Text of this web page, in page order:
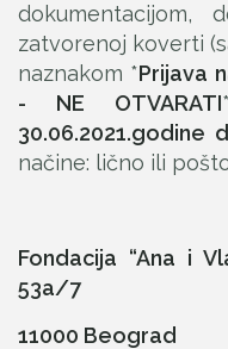
zatvorenoj koverti
naznakom *Prijava
- NE OTVARATI
30.06.2021.godine
načine: lično ili
Fondacija “Ana i
53a/7
11000 Beograd